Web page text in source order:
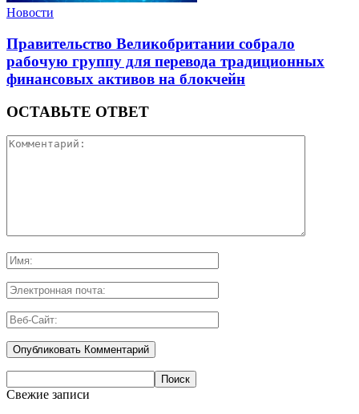
Новости
Правительство Великобритании собрало
рабочую группу для перевода традиционных
финансовых активов на блокчейн
ОСТАВЬТЕ ОТВЕТ
Свежие записи